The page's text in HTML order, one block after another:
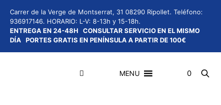
contenido
Carrer de la Verge de Montserrat, 31 08290 Ripollet. Teléfono:
936917146. HORARIO: L-V: 8-13h y 15-18h.
ENTREGA EN 24-48H CONSULTAR SERVICIO EN EL MISMO
DÍA PORTES GRATIS EN PENÍNSULA A PARTIR DE 100€
MENU 0